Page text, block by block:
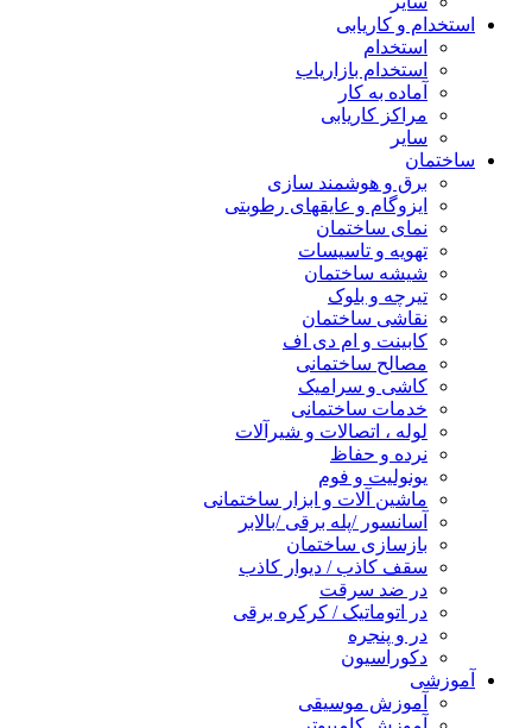
استخدام و کاریابی
استخدام
استخدام بازاریاب
آماده به کار
مراکز کاریابی
سایر
ساختمان
برق و هوشمند سازی
ایزوگام و عایقهای رطوبتی
نمای ساختمان
تهویه و تاسیسات
شیشه ساختمان
تیرچه و بلوک
نقاشی ساختمان
کابینت و ام دی اف
مصالح ساختمانی
کاشی و سرامیک
خدمات ساختمانی
لوله ، اتصالات و شیرآلات
نرده و حفاظ
یونولیت و فوم
ماشین آلات و ابزار ساختمانی
آسانسور /پله برقی /بالابر
بازسازی ساختمان
سقف کاذب / دیوار کاذب
در ضد سرقت
در اتوماتیک / کرکره برقی
در و پنجره
دکوراسیون
آموزشی
آموزش موسیقی